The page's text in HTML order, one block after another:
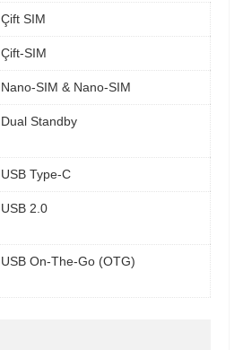
Çift SIM
Çift-SIM
Nano-SIM & Nano-SIM
Dual Standby
USB Type-C
USB 2.0
USB On-The-Go (OTG)